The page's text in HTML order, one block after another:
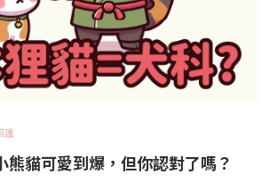
護
熊貓可愛到爆，但你認對了嗎？